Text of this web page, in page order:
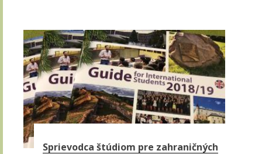
Sprievodca štúdiom pre zahraničných